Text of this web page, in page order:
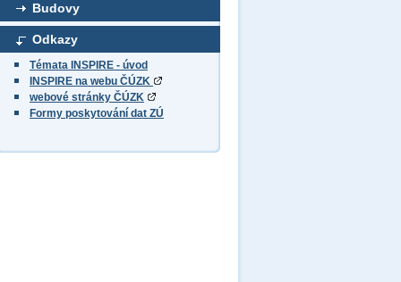
Budovy
Odkazy
Témata INSPIRE - úvod
INSPIRE na webu ČÚZK
webové stránky ČÚZK
Formy poskytování dat ZÚ